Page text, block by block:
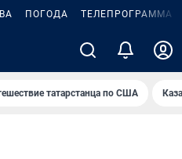
ПОГОДА ТЕЛЕПРОГРАММА
татарстанца по США